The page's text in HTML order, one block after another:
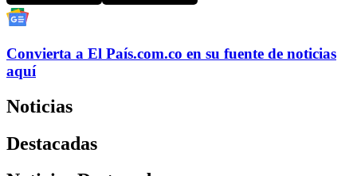
Convierta a El País.com.co en su fuente de noticias
aquí
Noticias
Destacadas